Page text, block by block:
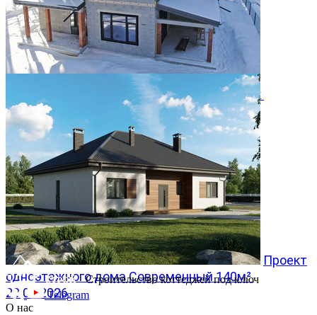
Двухэтажный дом 366м² в КП Заповедник
28.07.2026
Проект
одноэтажного дома Современный 140м²
20.07.2026
Строительство коттеджей под ключ
Telegram
О нас